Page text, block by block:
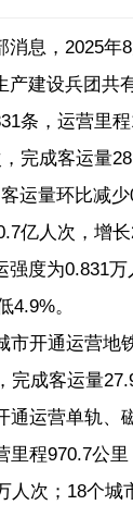
消息，2025年
产建设兵团共
条，运营里
完成客运量
运量环比减
亿人次，增
强度为0.831
4.9%。
市开通运营地
完成客运量
通运营单轨、
里程970.7公
人次；18个城